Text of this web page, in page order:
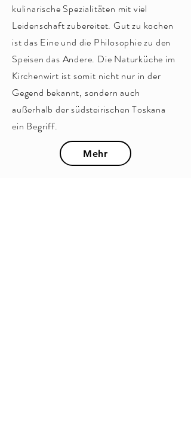
kulinarische Spezialitäten mit viel
Leidenschaft zubereitet. Gut zu kochen
ist das Eine und die Philosophie zu den
Speisen das Andere. Die Naturküche im
Kirchenwirt ist somit nicht nur in der
Gegend bekannt, sondern auch
außerhalb der südsteirischen Toskana
ein Begriff.
Mehr